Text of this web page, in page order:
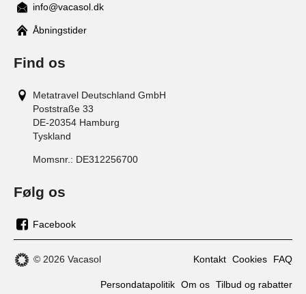
info@vacasol.dk
Åbningstider
Find os
Metatravel Deutschland GmbH
Poststraße 33
DE-20354 Hamburg
Tyskland
Momsnr.: DE312256700
Følg os
os
på
Facebook
© 2026 Vacasol Kontakt Cookies FAQ
Persondatapolitik Om os Tilbud og rabatter